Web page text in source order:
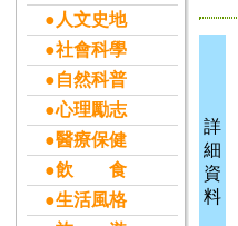
●人文史地
●社會科學
●自然科普
●心理勵志
●醫療保健
●飲 食
●生活風格
詳
細
資
料